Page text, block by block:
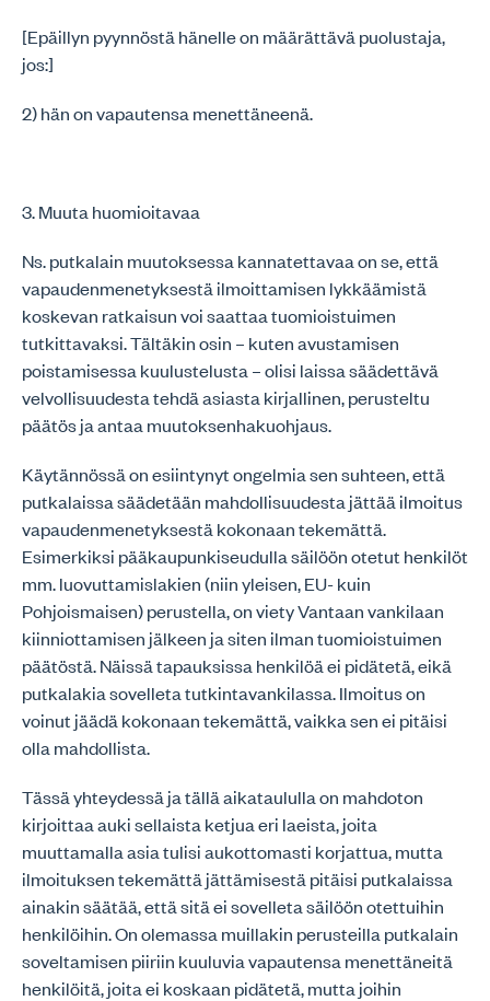
[Epäillyn pyynnöstä hänelle on määrättävä puolustaja,
jos:]
2) hän on vapautensa menettäneenä.
3. Muuta huomioitavaa
Ns. putkalain muutoksessa kannatettavaa on se, että
vapaudenmenetyksestä ilmoittamisen lykkäämistä
koskevan ratkaisun voi saattaa tuomioistuimen
tutkittavaksi. Tältäkin osin – kuten avustamisen
poistamisessa kuulustelusta – olisi laissa säädettävä
velvollisuudesta tehdä asiasta kirjallinen, perusteltu
päätös ja antaa muutoksenhakuohjaus.
Käytännössä on esiintynyt ongelmia sen suhteen, että
putkalaissa säädetään mahdollisuudesta jättää ilmoitus
vapaudenmenetyksestä kokonaan tekemättä.
Esimerkiksi pääkaupunkiseudulla säilöön otetut henkilöt
mm. luovuttamislakien (niin yleisen, EU- kuin
Pohjoismaisen) perustella, on viety Vantaan vankilaan
kiinniottamisen jälkeen ja siten ilman tuomioistuimen
päätöstä. Näissä tapauksissa henkilöä ei pidätetä, eikä
putkalakia sovelleta tutkintavankilassa. Ilmoitus on
voinut jäädä kokonaan tekemättä, vaikka sen ei pitäisi
olla mahdollista.
Tässä yhteydessä ja tällä aikataululla on mahdoton
kirjoittaa auki sellaista ketjua eri laeista, joita
muuttamalla asia tulisi aukottomasti korjattua, mutta
ilmoituksen tekemättä jättämisestä pitäisi putkalaissa
ainakin säätää, että sitä ei sovelleta säilöön otettuihin
henkilöihin. On olemassa muillakin perusteilla putkalain
soveltamisen piiriin kuuluvia vapautensa menettäneitä
henkilöitä, joita ei koskaan pidätetä, mutta joihin